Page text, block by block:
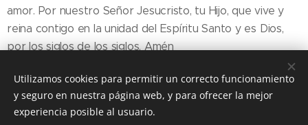
amor. Por nuestro Señor Jesucristo, tu Hijo, que vive y
reina contigo en la unidad del Espíritu Santo y es Dios,
por los siglos de los siglos. Amén
Share
Utilizamos cookies para permitir un correcto funcionamiento
y seguro en nuestra página web, y para ofrecer la mejor
experiencia posible al usuario.